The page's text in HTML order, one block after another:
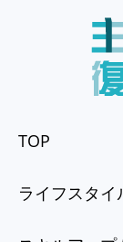
TOP
ライフスタ